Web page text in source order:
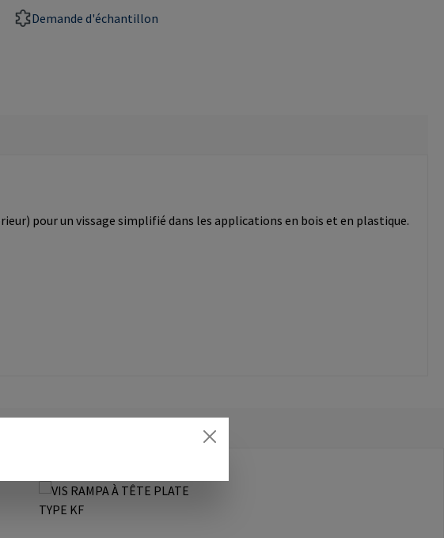
Demande d'échantillon
pour un vissage simplifié dans les applications en bois et en plastique.